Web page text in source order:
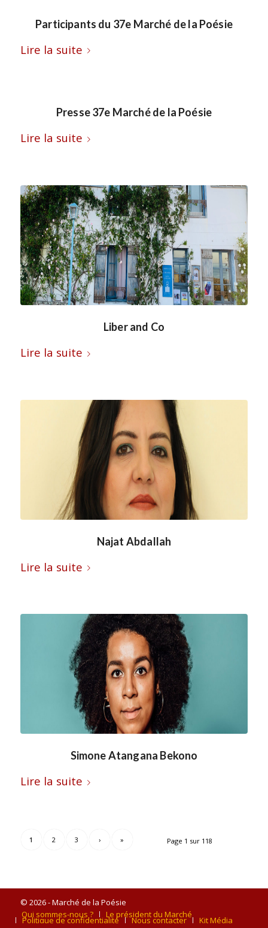
Participants du 37e Marché de la Poésie
Lire la suite
Presse 37e Marché de la Poésie
Lire la suite
Liber and Co
Lire la suite
Najat Abdallah
Lire la suite
Simone Atangana Bekono
Lire la suite
Page 1 sur 118
1 2 3 › »
© 2026 - Marché de la Poésie
Qui sommes-nous ?
Le président du Marché
Politique de confidentialité Nous contacter Kit Média